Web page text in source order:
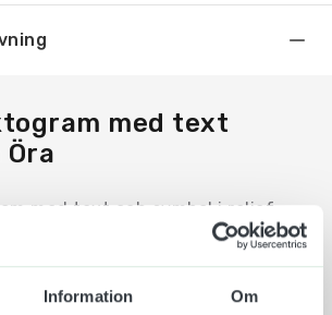
Information Om
med text
med text och symbol i relief
underlättar för alla
bra och beprövat hjälpmedel som